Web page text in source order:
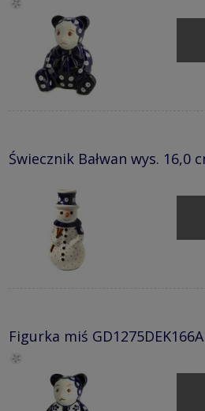
Świecznik Bałwan wys. 16,0
Figurka miś GD1275DEK166A